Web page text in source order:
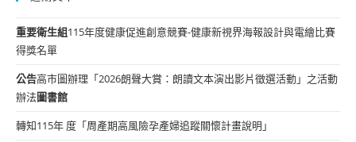
重要衛生組115年度健康促進創意競賽-健康新視界海報設計與電繪比賽
得獎名單
公告高市圖辦理「2026朗聲大賞：朗讀文本演出影片徵選活動」之活動
辦法圖書館
轉知115年 度「周產期高風險孕產婦追蹤關懷計畫說明」